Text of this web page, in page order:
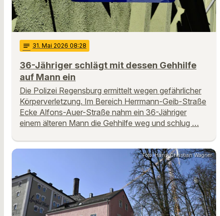
notes 31. Mai 2026 08:28
36-Jähriger schlägt mit dessen Gehhilfe
auf Mann ein
Die Polizei Regensburg ermittelt wegen gefährlicher
Körperverletzung. Im Bereich Herrmann-Geib-Straße
Ecke Alfons-Auer-Straße nahm ein 36-Jähriger
einem älteren Mann die Gehhilfe weg und schlug …
Foto: Hans-Christian Wagner